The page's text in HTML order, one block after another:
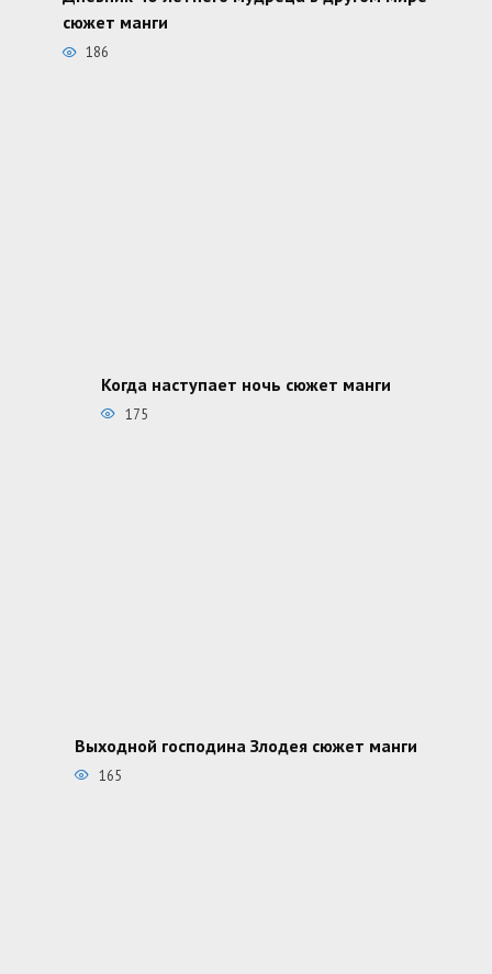
сюжет манги
186
Когда наступает ночь сюжет манги
175
Выходной господина Злодея сюжет манги
165